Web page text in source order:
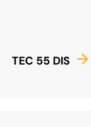
TEC 55 DIS